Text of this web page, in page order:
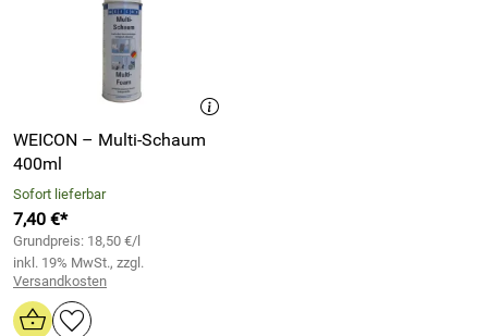
WEICON – Multi-Schaum
400ml
Sofort lieferbar
7,40 €*
Grundpreis: 18,50 €/l
inkl. 19% MwSt., zzgl.
Versandkosten